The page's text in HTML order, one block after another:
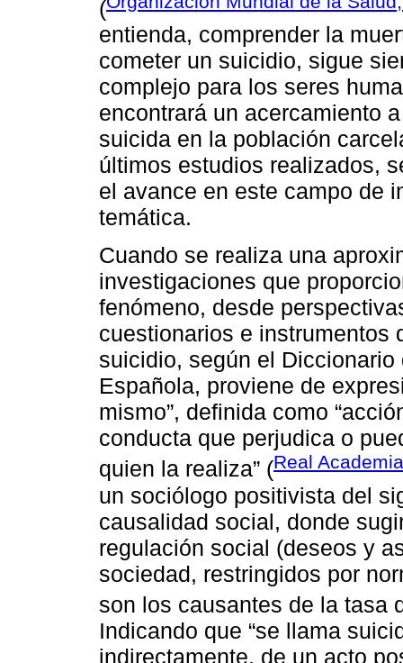
(
entienda, comprender la
cometer un suicidio, sigue
complejo para los seres
encontrará un acercamiento
suicida en la población
últimos estudios realizados,
el avance en este campo de
temática.
Cuando se realiza una
investigaciones que
fenómeno, desde
cuestionarios e instrumentos
suicidio, según el
Española, proviene de
mismo”, definida como
conducta que perjudica o
quien la realiza” (Real
un sociólogo positivista del
causalidad social, donde
regulación social (deseos y
sociedad, restringidos por
son los causantes de la tasa
Indicando que “se llama
indirectamente, de un acto